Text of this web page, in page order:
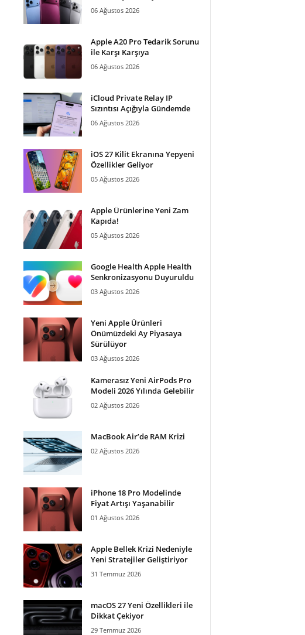
06 Ağustos 2026
Apple A20 Pro Tedarik Sorunu
ile Karşı Karşıya
06 Ağustos 2026
iCloud Private Relay IP
Sızıntısı Açığıyla Gündemde
06 Ağustos 2026
iOS 27 Kilit Ekranına Yepyeni
Özellikler Geliyor
05 Ağustos 2026
Apple Ürünlerine Yeni Zam
Kapıda!
05 Ağustos 2026
Google Health Apple Health
Senkronizasyonu Duyuruldu
03 Ağustos 2026
Yeni Apple Ürünleri
Önümüzdeki Ay Piyasaya
Sürülüyor
03 Ağustos 2026
Kamerasız Yeni AirPods Pro
Modeli 2026 Yılında Gelebilir
02 Ağustos 2026
MacBook Air’de RAM Krizi
02 Ağustos 2026
iPhone 18 Pro Modelinde
Fiyat Artışı Yaşanabilir
01 Ağustos 2026
Apple Bellek Krizi Nedeniyle
Yeni Stratejiler Geliştiriyor
31 Temmuz 2026
macOS 27 Yeni Özellikleri ile
Dikkat Çekiyor
29 Temmuz 2026